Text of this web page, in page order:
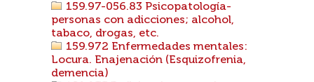
159.97-056.83 Psicopatología-
personas con adicciones; alcohol,
tabaco, drogas, etc.
159.972 Enfermedades mentales:
Locura. Enajenación (Esquizofrenia,
demencia)